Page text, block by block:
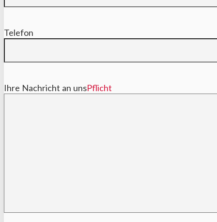
Telefon
Ihre Nachricht an unsPflicht